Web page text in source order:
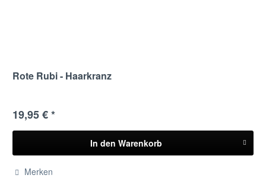
Rote Rubi - Haarkranz
19,95 € *
In den Warenkorb
Merken